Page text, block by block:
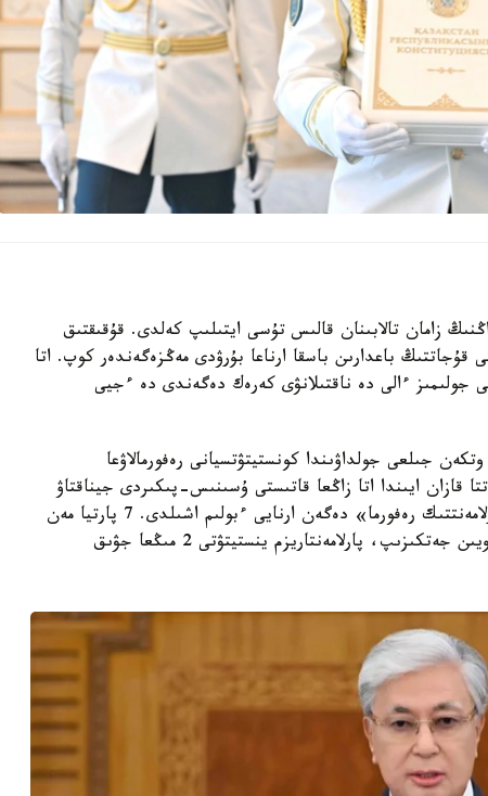
1995 -جىلعى اتا زاڭنىڭ زامان تالابىنان قالىس تۇسى ايتىلىپ كەلدى. قۇقىقتىق
قۇجاتتىڭ باعدارىن باسقا ارناعا بۇرۋدى مەڭزەگەندەر كوپ. اتا
جولىمىز ءالى دە ناقتىلانۋى كەرەك دەگەندى دە ءجيى
جىلعى جولداۋىندا كونستيتۋتسيانى رەفورمالاۋعا
قازان ايىندا اتا زاڭعا قاتىستى ۇسىنىس-پىكىردى جيناقتاۋ
ءۇشىن e-Otinish جانە eGov پورتالدارىندا «پارلامەنتتىك رەفورما» دەگەن ارنايى ءبولىم اشىلدى. 7 پارتيا مەن
جەتەكشى ساياسي ينستيتۋتتار تاقىرىپقا قاتىستى ويىن جەتكىزىپ، پارلامەنتاريزم ينستيتۋتى 2 مىڭعا جۋىق